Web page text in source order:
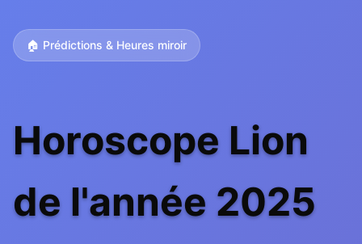
🏠 Prédictions & Heures miroir
Horoscope Lion
de l'année 2025